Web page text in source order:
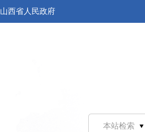
山西省人民政府
本站检索